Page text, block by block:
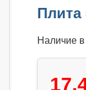
Плита
Наличие